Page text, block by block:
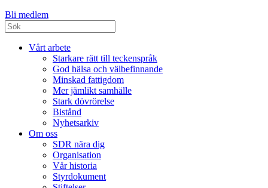
Bli medlem
Vårt arbete
Starkare rätt till teckenspråk
God hälsa och välbefinnande
Minskad fattigdom
Mer jämlikt samhälle
Stark dövrörelse
Bistånd
Nyhetsarkiv
Om oss
SDR nära dig
Organisation
Vår historia
Styrdokument